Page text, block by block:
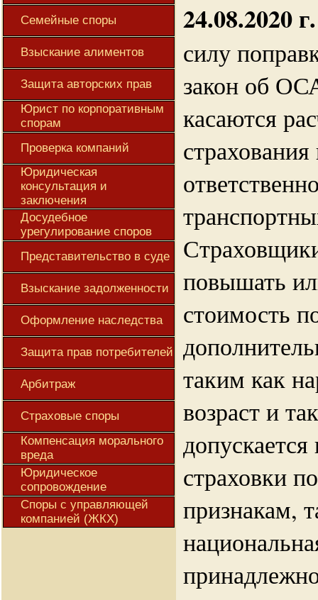
Семейные споры
Взыскание алиментов
Защита авторских прав
Юрист по корпоративным
спорам
Проверка компаний
Юридическая
консультация и
заключения
Досудебное
урегулирование споров
Представительство в суде
Взыскание задолженности
Оформление наследства
Защита прав потребителей
Арбитраж
Страховые споры
Компенсация морального
вреда
Юридическое
сопровождение
Споры с управляющей
компанией (ЖКХ)
24.08.2020
силу
закон об
касаются
повышать
стоимость
таким как
возраст и
страховки
признакам,